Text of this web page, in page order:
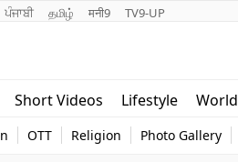
ਪੰਜਾਬੀ தமிழ் मनी9 TV9-UP
Short Videos Lifestyle World
Web Story
OTT Religion Photo Gallery